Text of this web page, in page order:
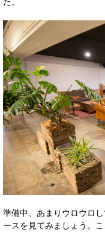
準備中、あまりウロウロ
ースを見てみましょう。